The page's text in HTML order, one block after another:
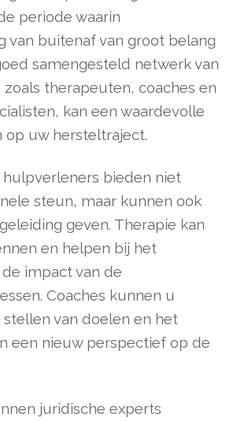
periode waarin
van buitenaf van groot belang
samengesteld netwerk van
zoals therapeuten, coaches en
kan een waardevolle
op uw hersteltraject.
hulpverleners bieden niet
steun, maar kunnen ook
geven. Therapie kan
en helpen bij het
impact van de
Coaches kunnen u
van doelen en het
een nieuw perspectief op de
juridische experts